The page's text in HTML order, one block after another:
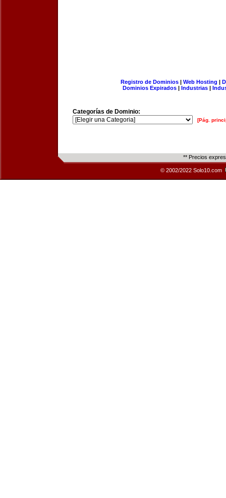
Registro de Dominios| Web Hosting |
Dominios Expirados | Industrias |
Categorías de Dominio:
[Pág.
** Precios
© 2002/2022 Solo10.com